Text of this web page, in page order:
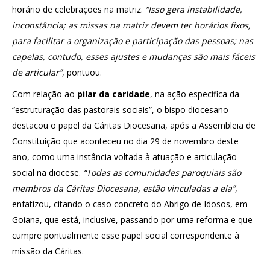
horário de celebrações na matriz. “Isso gera instabilidade,
inconstância; as missas na matriz devem ter horários fixos,
para facilitar a organização e participação das pessoas; nas
capelas, contudo, esses ajustes e mudanças são mais fáceis
de articular”, pontuou.
Com relação ao pilar da caridade, na ação específica da
“estruturação das pastorais sociais”, o bispo diocesano
destacou o papel da Cáritas Diocesana, após a Assembleia de
Constituição que aconteceu no dia 29 de novembro deste
ano, como uma instância voltada à atuação e articulação
social na diocese. “Todas as comunidades paroquiais são
membros da Cáritas Diocesana, estão vinculadas a ela”,
enfatizou, citando o caso concreto do Abrigo de Idosos, em
Goiana, que está, inclusive, passando por uma reforma e que
cumpre pontualmente esse papel social correspondente à
missão da Cáritas.